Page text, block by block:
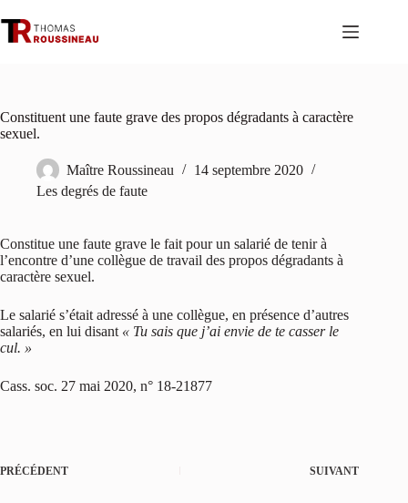
au
contenu
Constituent une faute grave des propos dégradants à caractère
sexuel.
Maître Roussineau
14 septembre 2020
Les degrés de faute
Constitue une faute grave le fait pour un salarié de tenir à
l’encontre d’une collègue de travail des propos dégradants à
caractère sexuel.
Le salarié s’était adressé à une collègue, en présence d’autres
salariés, en lui disant « Tu sais que j’ai envie de te casser le
cul. »
Cass. soc. 27 mai 2020, n° 18-21877
PRÉCÉDENT SUIVANT